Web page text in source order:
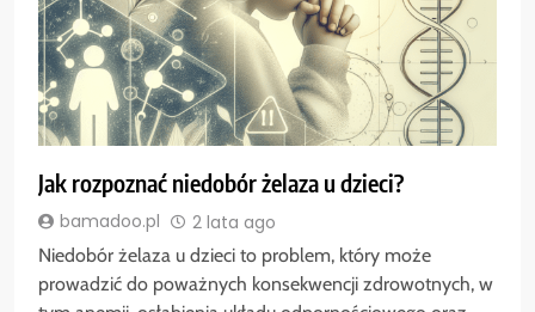
Jak rozpoznać niedobór żelaza u dzieci?
bamadoo.pl 2 lata ago
Niedobór żelaza u dzieci to problem, który może
prowadzić do poważnych konsekwencji zdrowotnych, w